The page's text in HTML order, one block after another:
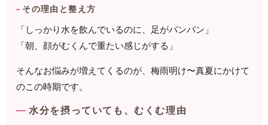
その理由と整え方
「しっかり水を飲んでいるのに、足がパンパン」
「朝、顔がむくんで重たい感じがする」
そんなお悩みが増えてくるのが、梅雨明け〜真夏にかけて
のこの時期です。
水分を摂っていても、むくむ理由